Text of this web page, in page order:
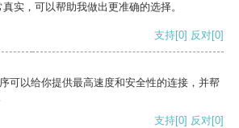
实，可以帮助我做出更准确的选择。
支持[0] 反对[0]
可以给你提供最高速度和安全性的连接，并帮
支持[0] 反对[0]